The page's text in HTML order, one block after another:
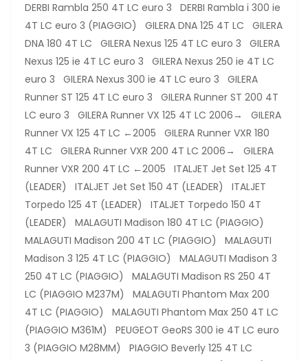
DERBI Rambla 250 4T LC euro 3 DERBI Rambla i 300 ie
4T LC euro 3 (PIAGGIO) GILERA DNA 125 4T LC GILERA
DNA 180 4T LC GILERA Nexus 125 4T LC euro 3 GILERA
Nexus 125 ie 4T LC euro 3 GILERA Nexus 250 ie 4T LC
euro 3 GILERA Nexus 300 ie 4T LC euro 3 GILERA
Runner ST 125 4T LC euro 3 GILERA Runner ST 200 4T
LC euro 3 GILERA Runner VX 125 4T LC 2006→ GILERA
Runner VX 125 4T LC ←2005 GILERA Runner VXR 180
4T LC GILERA Runner VXR 200 4T LC 2006→ GILERA
Runner VXR 200 4T LC ←2005 ITALJET Jet Set 125 4T
(LEADER) ITALJET Jet Set 150 4T (LEADER) ITALJET
Torpedo 125 4T (LEADER) ITALJET Torpedo 150 4T
(LEADER) MALAGUTI Madison 180 4T LC (PIAGGIO)
MALAGUTI Madison 200 4T LC (PIAGGIO) MALAGUTI
Madison 3 125 4T LC (PIAGGIO) MALAGUTI Madison 3
250 4T LC (PIAGGIO) MALAGUTI Madison RS 250 4T
LC (PIAGGIO M237M) MALAGUTI Phantom Max 200
4T LC (PIAGGIO) MALAGUTI Phantom Max 250 4T LC
(PIAGGIO M361M) PEUGEOT GeoRS 300 ie 4T LC euro
3 (PIAGGIO M28MM) PIAGGIO Beverly 125 4T LC